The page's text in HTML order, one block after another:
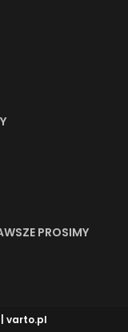
PROSIMY
varto.pl